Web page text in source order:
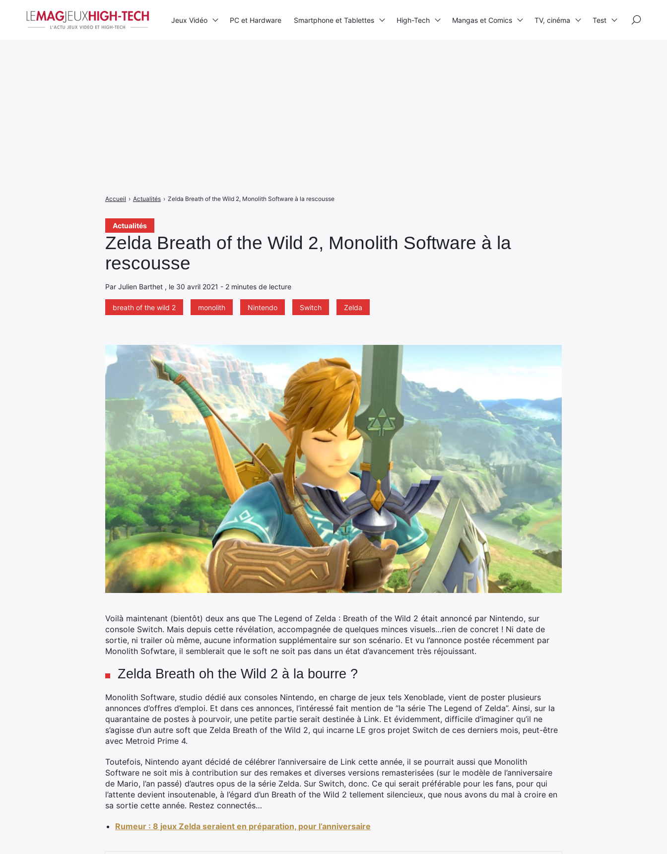
Actualités
Zelda Breath of the Wild 2, Monolith Software à la
rescousse
Par Julien Barthet , le 30 avril 2021 - 2 minutes de lecture
breath of the wild 2 monolith Nintendo Switch Zelda
Accueil › Actualités › Zelda Breath of the Wild 2, Monolith Software à la rescousse
Voilà maintenant (bientôt) deux ans que The Legend of Zelda : Breath of the Wild 2 était annoncé par Nintendo, sur
console Switch. Mais depuis cette révélation, accompagnée de quelques minces visuels…rien de concret ! Ni date de
sortie, ni trailer où même, aucune information supplémentaire sur son scénario. Et vu l’annonce postée récemment par
Monolith Sofwtare, il semblerait que le soft ne soit pas dans un état d’avancement très réjouissant.
Zelda Breath oh the Wild 2 à la bourre ?
Monolith Software, studio dédié aux consoles Nintendo, en charge de jeux tels Xenoblade, vient de poster plusieurs
annonces d’offres d’emploi. Et dans ces annonces, l’intéressé fait mention de “la série The Legend of Zelda”. Ainsi, sur la
quarantaine de postes à pourvoir, une petite partie serait destinée à Link. Et évidemment, difficile d’imaginer qu’il ne
s’agisse d’un autre soft que Zelda Breath of the Wild 2, qui incarne LE gros projet Switch de ces derniers mois, peut-être
avec Metroid Prime 4.
Toutefois, Nintendo ayant décidé de célébrer l’anniversaire de Link cette année, il se pourrait aussi que Monolith
Software ne soit mis à contribution sur des remakes et diverses versions remasterisées (sur le modèle de l’anniversaire
de Mario, l’an passé) d’autres opus de la série Zelda. Sur Switch, donc. Ce qui serait préférable pour les fans, pour qui
l’attente devient insoutenable, à l’égard d’un Breath of the Wild 2 tellement silencieux, que nous avons du mal à croire en
sa sortie cette année. Restez connectés…
Rumeur : 8 jeux Zelda seraient en préparation, pour l’anniversaire
Jeux Vidéo PC et Hardware Smartphone et Tablettes High-Tech Mangas et Comics TV, cinéma Test